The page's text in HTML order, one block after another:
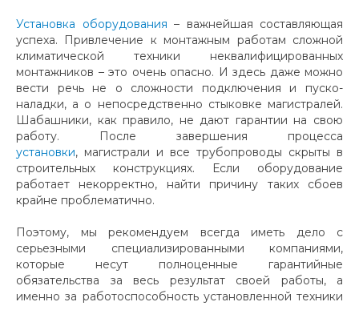
Установка оборудования – важнейшая составляющая
успеха. Привлечение к монтажным работам сложной
климатической техники неквалифицированных
монтажников – это очень опасно. И здесь даже можно
вести речь не о сложности подключения и пуско-
наладки, а о непосредственно стыковке магистралей.
Шабашники, как правило, не дают гарантии на свою
работу. После завершения процесса
установки, магистрали и все трубопроводы скрыты в
строительных конструкциях. Если оборудование
работает некорректно, найти причину таких сбоев
крайне проблематично.
Поэтому, мы рекомендуем всегда иметь дело с
серьезными специализированными компаниями,
которые несут полноценные гарантийные
обязательства за весь результат своей работы, а
именно за работоспособность установленной техники